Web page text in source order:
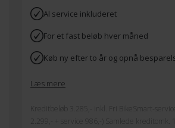
Al service inkluderet
For et fast beløb hver måned
Køb ny efter to år og opnå
Læs mere
Kreditbeløb 3.285,- inkl. Fri BikeSmart-
2.299,- + service 986,-) Samlede kreditomk.